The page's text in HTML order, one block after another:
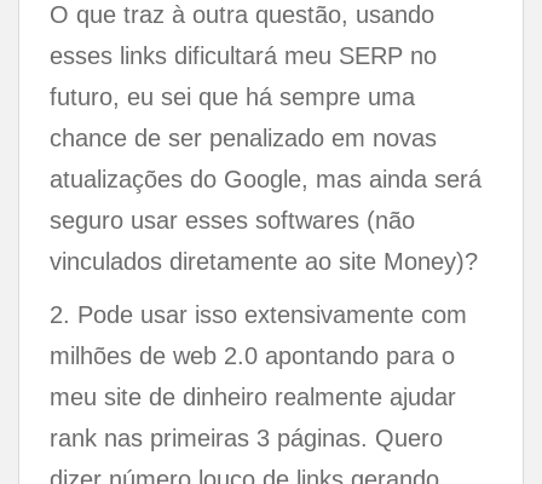
O que traz à outra questão, usando
esses links dificultará meu SERP no
futuro, eu sei que há sempre uma
chance de ser penalizado em novas
atualizações do Google, mas ainda será
seguro usar esses softwares (não
vinculados diretamente ao site Money)?
2. Pode usar isso extensivamente com
milhões de web 2.0 apontando para o
meu site de dinheiro realmente ajudar
rank nas primeiras 3 páginas. Quero